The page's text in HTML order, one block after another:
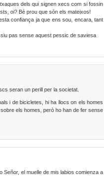
dels qui signen xecs com si fossin
oi? Bé prou que són els mateixos!
confiança ja que ens sou, encara, tant
pas sense aquest pessic de saviesa
seran un perill per la societat.
i de bicicletes, hi ha llocs on els homes
els homes, però ho han de fer sense
Señor, el muelle de mis labios comienza a